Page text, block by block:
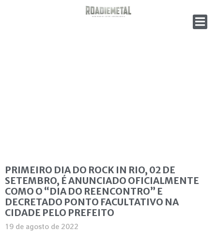
PRIMEIRO DIA DO ROCK IN RIO, 02 DE
SETEMBRO, É ANUNCIADO OFICIALMENTE
COMO O “DIA DO REENCONTRO” E
DECRETADO PONTO FACULTATIVO NA
CIDADE PELO PREFEITO
19 de agosto de 2022